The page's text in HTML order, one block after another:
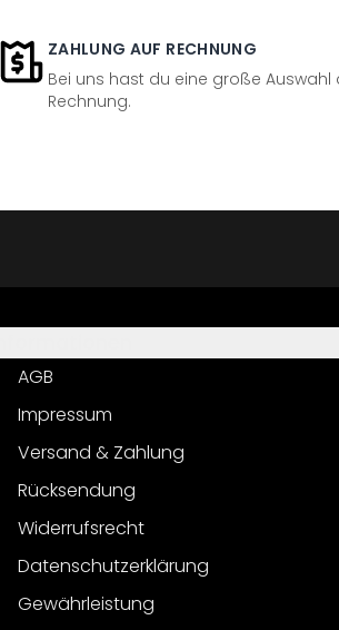
ZAHLUNG AUF RECHNUNG
Bei uns hast du eine große
Rechnung.
AGB
Impressum
Versand & Zahlung
Rücksendung
Widerrufsrecht
Datenschutzerklärung
Gewährleistung